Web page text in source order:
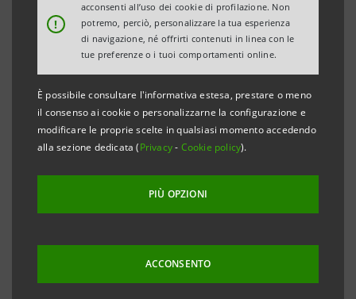
!
acconsenti all’uso dei cookie di profilazione. Non
potremo, perciò, personalizzare la tua esperienza
di navigazione, né offrirti contenuti in linea con le
tue preferenze o i tuoi comportamenti online.
È possibile consultare l'informativa estesa, prestare o meno
il consenso ai cookie o personalizzarne la configurazione e
modificare le proprie scelte in qualsiasi momento accedendo
alla sezione dedicata (Privacy- Cookie policy).
PIÙ OPZIONI
ACCONSENTO
INTESA SANPAOLO PREMIATA
COME ‘BEST BANK’ IN ITALIA
Il riconoscimento assegnato della rivista